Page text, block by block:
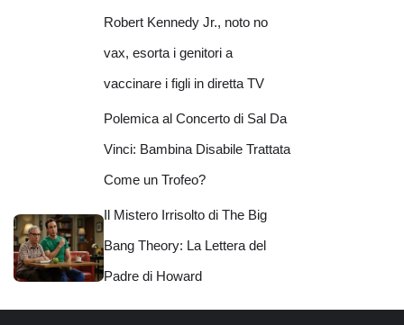
Robert Kennedy Jr., noto no
vax, esorta i genitori a
vaccinare i figli in diretta TV
Polemica al Concerto di Sal Da
Vinci: Bambina Disabile Trattata
Come un Trofeo?
Il Mistero Irrisolto di The Big
Bang Theory: La Lettera del
Padre di Howard